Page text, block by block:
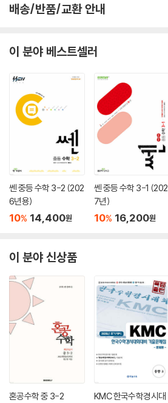
배송/반품/교환 안내
이 분야 베스트셀러
쎈 중등 수학 3-2 (202
6년용)
10% 14,400원
쎈 중등 수학 3-1 (202
7년)
10% 16,200원
이 분야 신상품
혼공수학 중 3-2
KMC 한국수학경시대